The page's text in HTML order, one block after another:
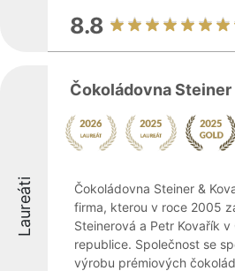
8.8
Laureáti
Čokoládovna Steiner
Čokoládovna Steiner &
firma, kterou v roce 2005
Steinerová a Petr Kovařík v
republice. Společnost se
výrobu prémiových